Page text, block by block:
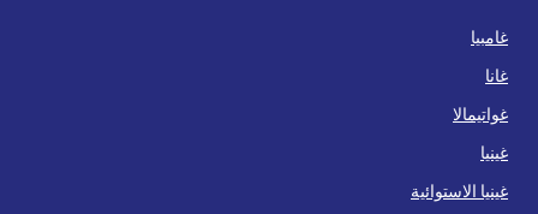
غامبيا
غانا
غواتيمالا
غينيا
غينيا الاستوائية